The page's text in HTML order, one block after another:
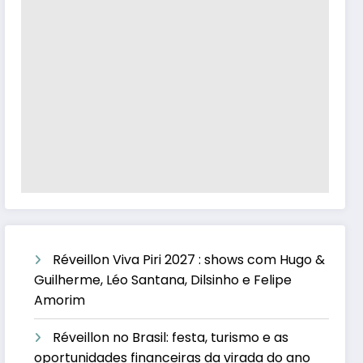
Réveillon Viva Piri 2027 : shows com Hugo &
Guilherme, Léo Santana, Dilsinho e Felipe
Amorim
Réveillon no Brasil: festa, turismo e as
oportunidades financeiras da virada do ano